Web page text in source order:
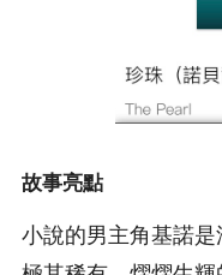
故事亮點
小說的男主角基諾